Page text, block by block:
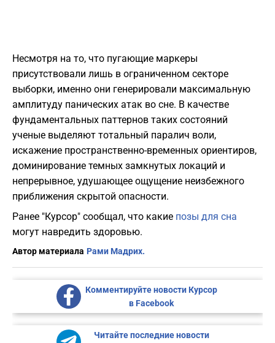
Несмотря на то, что пугающие маркеры
присутствовали лишь в ограниченном секторе
выборки, именно они генерировали максимальную
амплитуду панических атак во сне. В качестве
фундаментальных паттернов таких состояний
ученые выделяют тотальный паралич воли,
искажение пространственно-временных ориентиров,
доминирование темных замкнутых локаций и
непрерывное, удушающее ощущение неизбежного
приближения скрытой опасности.
Ранее "Курсор" сообщал, что какие позы для сна
могут навредить здоровью.
Автор материала Рами Мадрих.
Комментируйте новости Курсор
в Facebook
Читайте последние новости